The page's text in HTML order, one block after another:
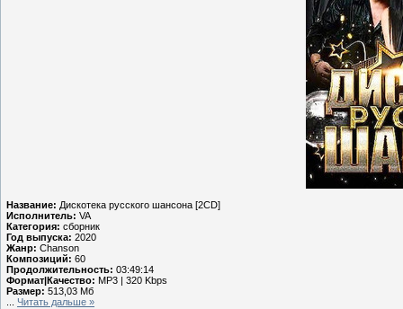
Название: Дискотека русского шансона [2CD]
Исполнитель: VA
Категория: сборник
Год выпуска: 2020
Жанр: Chanson
Композиций: 60
Продолжительность: 03:49:14
Формат|Качество: MP3 | 320 Kbps
Размер: 513,03 Мб
Читать дальше »